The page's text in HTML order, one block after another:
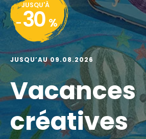
JUSQU'À
- 30 %
JUSQU’AU 09.08.2026
Vacances
créatives